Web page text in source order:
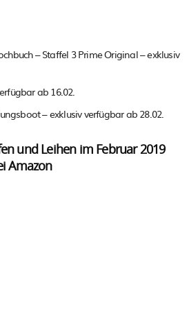
– Staffel 3 Prime Original – exklusiv
ab 16.02.
– exklusiv verfügbar ab 28.02.
und Leihen im Februar 2019
Amazon